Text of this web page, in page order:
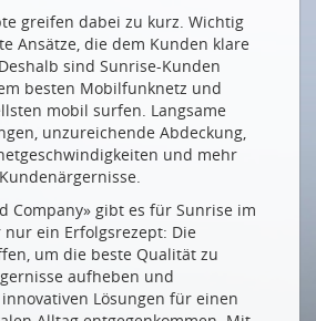
DIGITALEN WELT
Mensch im Zentrum der
Herausforderungen
blame the guy in the IT
und Politik können nicht
menschenverträglich?
greifen dabei zu kurz. Wichtig
Ansätze, die dem Kunden klare
sind Sunrise-Kunden
besten Mobilfunknetz und
mobil surfen. Langsame
unzureichende Abdeckung,
und mehr
Company» gibt es für Sunrise im
ein Erfolgsrezept: Die
um die beste Qualität zu
aufheben und
Lösungen für einen